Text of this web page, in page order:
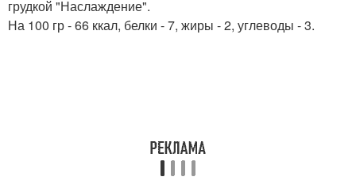
грудкой "Наслаждение".
На 100 гр - 66 ккал, белки - 7, жиры - 2, углеводы - 3.